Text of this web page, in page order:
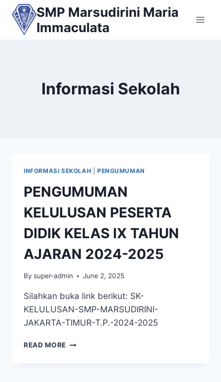
Skip
content
SMP Marsudirini Maria
Immaculata
Informasi Sekolah
INFORMASI SEKOLAH PENGUMUMAN
PENGUMUMAN
KELULUSAN PESERTA
DIDIK KELAS IX TAHUN
AJARAN 2024-2025
By super-admin June 2, 2025
Silahkan buka link berikut: SK-
KELULUSAN-SMP-MARSUDIRINI-
JAKARTA-TIMUR-T.P.-2024-2025
READ MORE PENGUMUMAN